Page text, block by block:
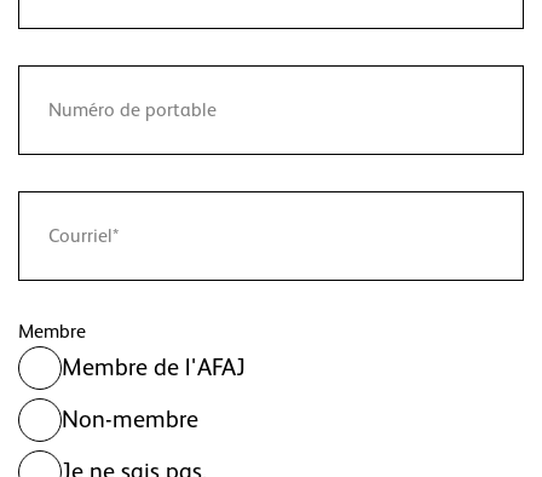
Membre
Membre de l'AFAJ
Non-membre
Je ne sais pas.